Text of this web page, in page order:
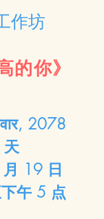
作坊
的你》
2078
天
19 日
午 5 点